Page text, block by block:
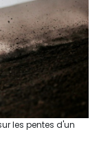
les pentes d'un